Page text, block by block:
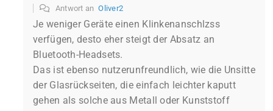
Antwort anOliver2
Je weniger Geräte einen Klinkenanschlzss
verfügen, desto eher steigt der Absatz an
Bluetooth-Headsets.
Das ist ebenso nutzerunfreundlich, wie die Unsitte
der Glasrückseiten, die einfach leichter kaputt
gehen als solche aus Metall oder Kunststoff